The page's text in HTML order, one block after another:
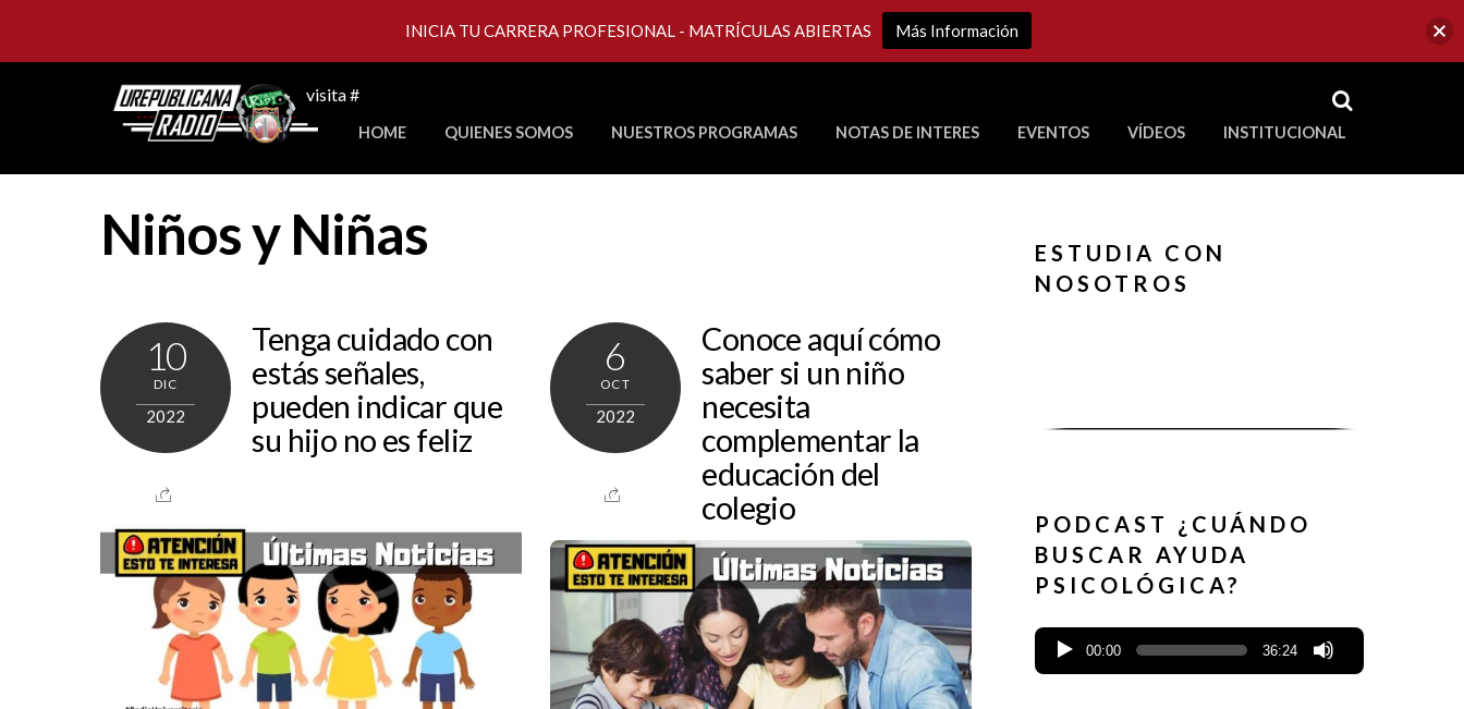
visita # RSS
HOME QUIENES SOMOS NUESTROS PROGRAMAS NOTAS DE INTERES EVENTOS VÍDEOS INSTITUCIONAL
Niños y Niñas
10
DIC
2022
Tenga cuidado con
estás señales,
pueden indicar que
su hijo no es feliz
6
OCT
2022
Conoce aquí cómo
saber si un niño
necesita
complementar la
educación del
colegio
ESTUDIA CON
NOSOTROS
PODCAST ¿CUÁNDO
BUSCAR AYUDA
PSICOLÓGICA?
00:00 36:24
INICIA TU CARRERA PROFESIONAL - MATRÍCULAS ABIERTAS Más Información